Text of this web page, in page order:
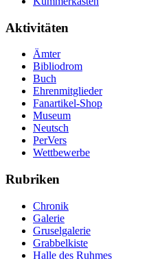
Aktivitäten
Ämter
Bibliodrom
Buch
Ehrenmitglieder
Fanartikel-Shop
Museum
Neutsch
PerVers
Wettbewerbe
Rubriken
Chronik
Galerie
Gruselgalerie
Grabbelkiste
Halle des Ruhmes